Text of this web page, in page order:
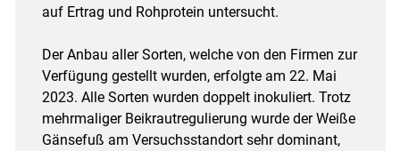
auf Ertrag und Rohprotein untersucht.
Der Anbau aller Sorten, welche von den Firmen zur
Verfügung gestellt wurden, erfolgte am 22. Mai
2023. Alle Sorten wurden doppelt inokuliert. Trotz
mehrmaliger Beikrautregulierung wurde der Weiße
Gänsefuß am Versuchsstandort sehr dominant,